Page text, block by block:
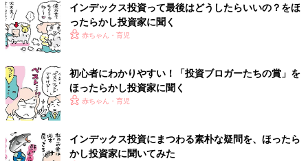
インデックス投資って最後はどうしたらいいの？をほ
ったらかし投資家に聞く
赤ちゃん・育児
初心者にわかりやすい！「投資ブロガーたちの賞」を
ほったらかし投資家に聞く
赤ちゃん・育児
インデックス投資にまつわる素朴な疑問を、ほったら
かし投資家に聞いてみた